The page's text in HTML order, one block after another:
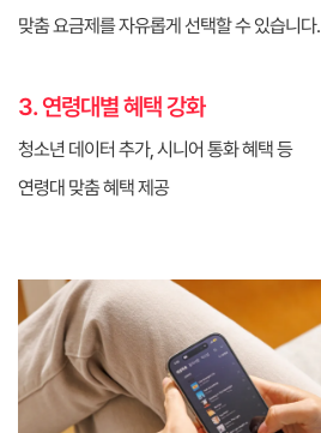
맞춤 요금제를 자유롭게 선택할 수 있습니다.
3. 연령대별 혜택 강화
청소년 데이터 추가, 시니어 통화 혜택 등
연령대 맞춤 혜택 제공